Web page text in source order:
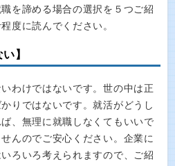
を諦める場合の選択を５つご紹
度に読んでください。
】
わけではないです。世の中は正
りではないです。就活がどうし
、無理に就職しなくてもいいで
んのでご安心ください。企業に
ろいろ考えられますので、ご紹